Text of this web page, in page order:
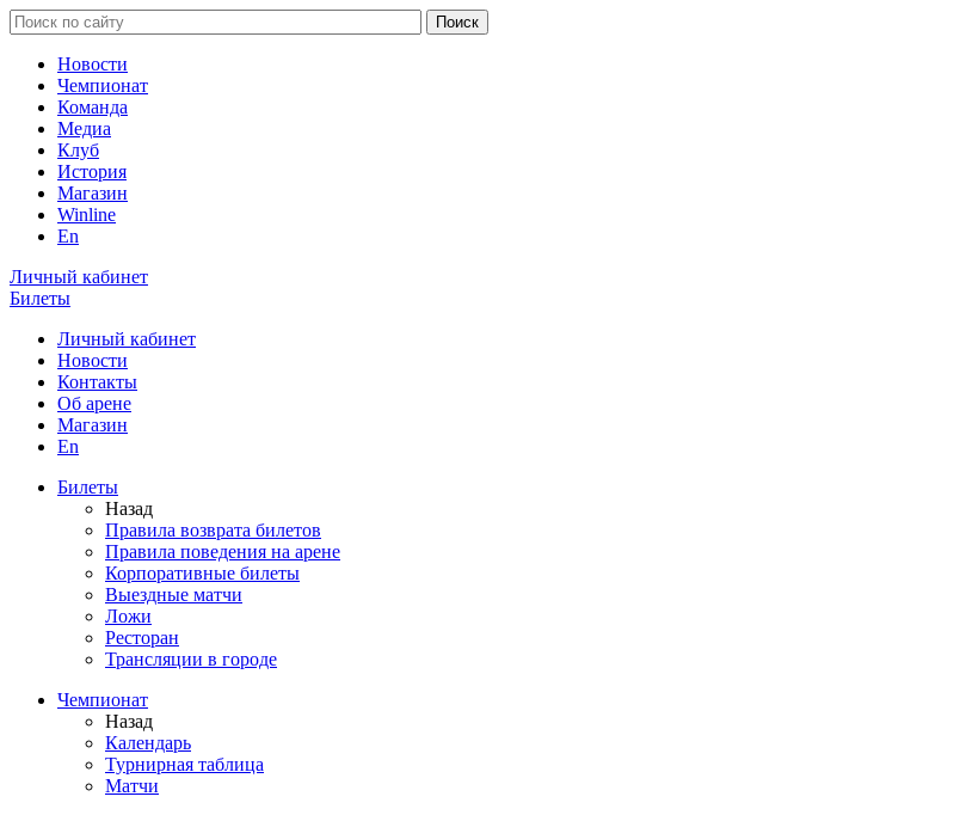
Новости
Чемпионат
Команда
Медиа
Клуб
История
Магазин
Winline
En
Личный кабинет
Билеты
Личный кабинет
Новости
Контакты
Об арене
Магазин
En
Билеты
Назад
Правила возврата билетов
Правила поведения на арене
Корпоративные билеты
Выездные матчи
Ложи
Ресторан
Трансляции в городе
Чемпионат
Назад
Календарь
Турнирная таблица
Матчи